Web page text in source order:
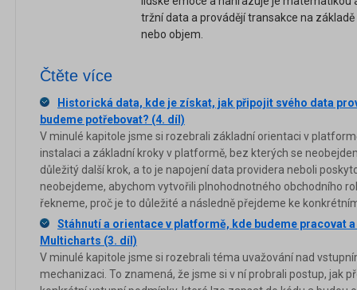
tržní data a provádějí transakce na
nebo objem.
Čtěte více
Historická data, kde je získat, jak připojit svého data
budeme potřebovat? (4. díl)
V minulé kapitole jsme si rozebrali základní orientaci v
instalaci a základní kroky v platformě, bez kterých se
důležitý další krok, a to je napojení data providera neboli
neobejdeme, abychom vytvořili plnohodnotného obchodního
řekneme, proč je to důležité a následně přejdeme ke
Stáhnutí a orientace v platformě, kde budeme pracovat
Multicharts (3. díl)
V minulé kapitole jsme si rozebrali téma uvažování nad
mechanizaci. To znamená, že jsme si v ní probrali postup, jak